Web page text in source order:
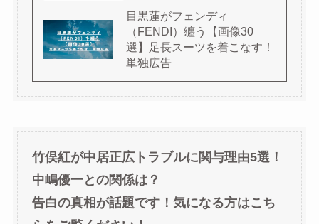
目黒蓮がフェンディ
（FENDI）纏う【画像30
選】足長スーツを着こなす！
単独広告
竹俣紅が中居正広トラブルに関与理由5選！
中嶋優一との関係は？
告白の真相が話題です！気になる方はこち